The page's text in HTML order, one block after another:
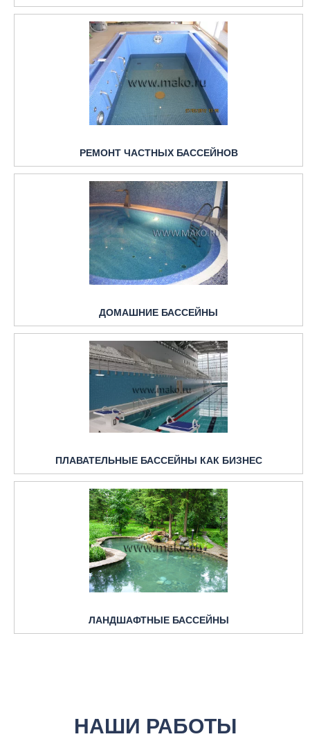
РЕМОНТ ЧАСТНЫХ БАССЕЙНОВ
ДОМАШНИЕ БАССЕЙНЫ
ПЛАВАТЕЛЬНЫЕ БАССЕЙНЫ КАК БИЗНЕС
ЛАНДШАФТНЫЕ БАССЕЙНЫ
НАШИ РАБОТЫ